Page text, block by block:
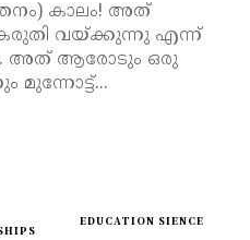
അത്
വയ്ക്കുന്നു എന്ന്
അത് ആരോടും ഒരു
മുന്നോട്ട്...
EDUCATION SIENCE